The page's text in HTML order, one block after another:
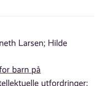
Larsen; Hilde
barn på
utfordringer: